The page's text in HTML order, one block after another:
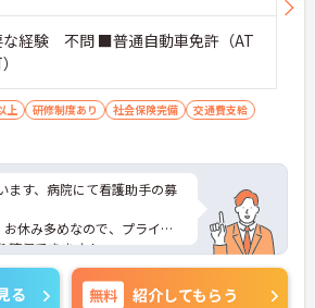
経験 不問 ■普通自動車免許（AT
上 研修制度あり 社会保険完備
交通費支給
ます、病院にて看護助手の募
休み多めなので、プライベ
確保できます！
イナビ介護職までお問い合わ
る 無料 紹介してもらう